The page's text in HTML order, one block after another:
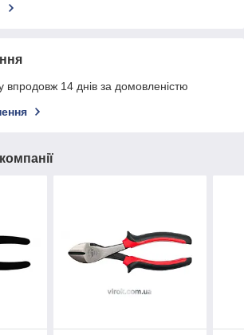
впродовж 14 днів за домовленістю